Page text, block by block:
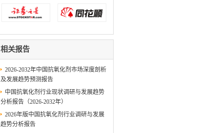
相关报告
2026-2032年中国抗氧化剂市场深度剖析
及发展趋势预测报告
中国抗氧化剂行业现状调研与发展趋势
分析报告（2026-2032年）
2026年版中国抗氧化剂行业调研与发展
趋势分析报告